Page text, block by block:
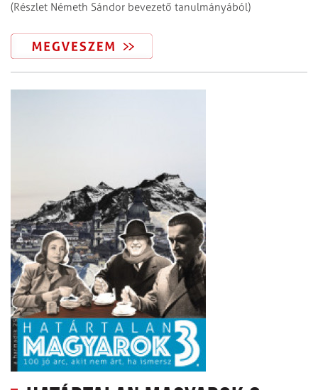
(Részlet Németh Sándor bevezető tanulmányából)